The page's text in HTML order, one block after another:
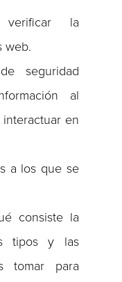
verificar la
web.
seguridad
al
en
a los que se
consiste la
tipos y las
tomar para